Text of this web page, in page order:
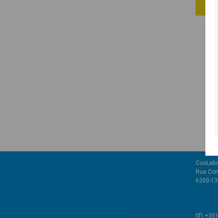
Rua
6200-
tlf\